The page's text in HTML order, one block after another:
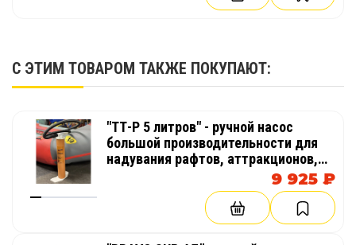
С ЭТИМ ТОВАРОМ ТАКЖЕ ПОКУПАЮТ:
"ТТ-Р 5 литров" - ручной насос
большой производительности для
надувания рафтов, аттракционов,
палаток, катамаранов, лодок9 925 ₽